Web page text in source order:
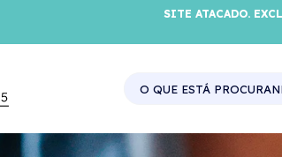
SITE ATACADO.